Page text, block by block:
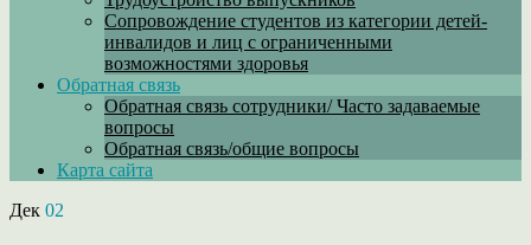
Сопровождение студентов из категории детей-
инвалидов и лиц с ограниченными
возможностями здоровья
Обратная связь
Обратная связь сотрудники/ Часто задаваемые
вопросы
Обратная связь/общие вопросы
Карта сайта
Дек 02